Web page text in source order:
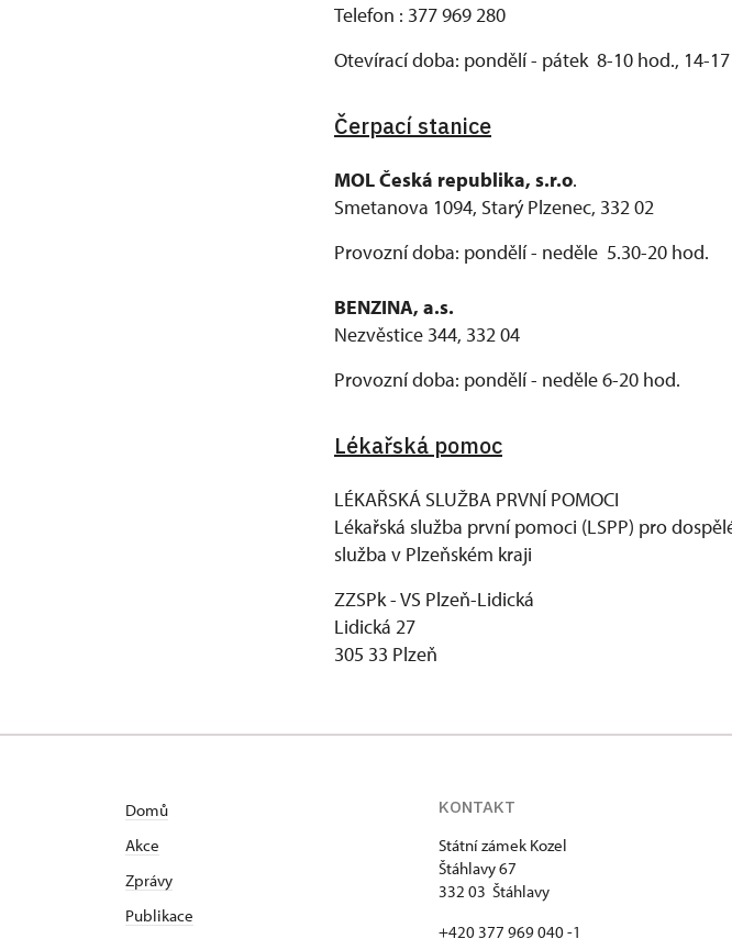
Telefon : 377 969 280
Otevírací doba: pondělí - pátek 8-10 hod., 14-
Čerpací stanice
MOL Česká republika, s.r.o.
Smetanova 1094, Starý Plzenec, 332 02
Provozní doba: pondělí - neděle 5.30-20 hod.
BENZINA, a.s.
Nezvěstice 344, 332 04
Provozní doba: pondělí - neděle 6-20 hod.
Lékařská pomoc
LÉKAŘSKÁ SLUŽBA PRVNÍ POMOCI
Lékařská služba první pomoci (LSPP) pro
služba v Plzeňském kraji
ZZSPk - VS Plzeň-Lidická
Lidická 27
305 33 Plzeň
Domů
Akce
Zprávy
Publikace
KONTAKT
Státní zámek Kozel
Štáhlavy 67
332 03 Štáhlavy
+420 377 969 040 -1